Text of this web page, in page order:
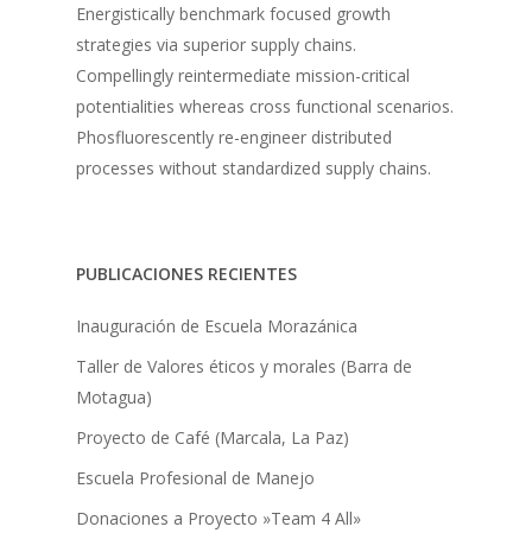
Energistically benchmark focused growth
strategies via superior supply chains.
Compellingly reintermediate mission-critical
potentialities whereas cross functional scenarios.
Phosfluorescently re-engineer distributed
processes without standardized supply chains.
PUBLICACIONES RECIENTES
Inauguración de Escuela Morazánica
Taller de Valores éticos y morales (Barra de
Motagua)
Proyecto de Café (Marcala, La Paz)
Escuela Profesional de Manejo
Donaciones a Proyecto »Team 4 All»